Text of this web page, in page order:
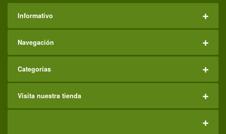
Informativo
Navegación
Categorías
Visita nuestra tienda